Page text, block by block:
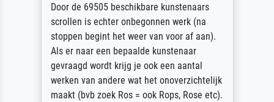
Door de 69505 beschikbare kunstenaars
scrollen is echter onbegonnen werk (na
stoppen begint het weer van voor af aan).
Als er naar een bepaalde kunstenaar
gevraagd wordt krijg je ook een aantal
werken van andere wat het onoverzichtelijk
maakt (bvb zoek Ros = ook Rops, Rose etc).